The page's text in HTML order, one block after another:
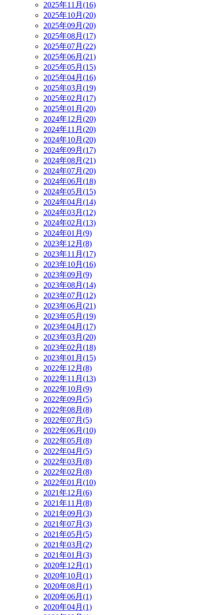
2025年11月(16)
2025年10月(20)
2025年09月(20)
2025年08月(17)
2025年07月(22)
2025年06月(21)
2025年05月(15)
2025年04月(16)
2025年03月(19)
2025年02月(17)
2025年01月(20)
2024年12月(20)
2024年11月(20)
2024年10月(20)
2024年09月(17)
2024年08月(21)
2024年07月(20)
2024年06月(18)
2024年05月(15)
2024年04月(14)
2024年03月(12)
2024年02月(13)
2024年01月(9)
2023年12月(8)
2023年11月(17)
2023年10月(16)
2023年09月(9)
2023年08月(14)
2023年07月(12)
2023年06月(21)
2023年05月(19)
2023年04月(17)
2023年03月(20)
2023年02月(18)
2023年01月(15)
2022年12月(8)
2022年11月(13)
2022年10月(9)
2022年09月(5)
2022年08月(8)
2022年07月(5)
2022年06月(10)
2022年05月(8)
2022年04月(5)
2022年03月(8)
2022年02月(8)
2022年01月(10)
2021年12月(6)
2021年11月(8)
2021年09月(3)
2021年07月(3)
2021年05月(5)
2021年03月(2)
2021年01月(3)
2020年12月(1)
2020年10月(1)
2020年08月(1)
2020年06月(1)
2020年04月(1)